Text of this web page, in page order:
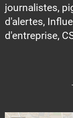
journalistes,
d'alertes,
d'entreprise,